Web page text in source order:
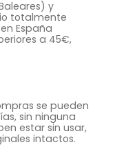
y
totalmente
España
a 45€,
se pueden
sin ninguna
estar sin usar,
intactos.